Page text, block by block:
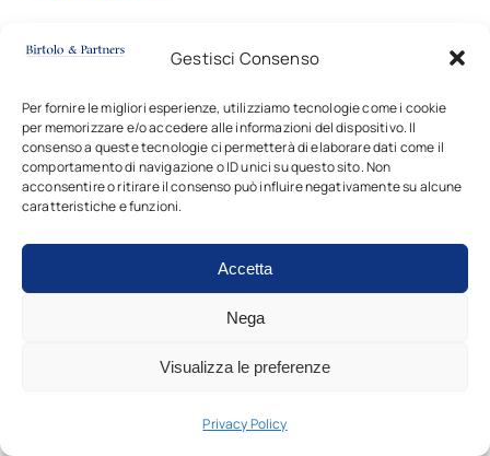
Gestisci Consenso
Per fornire le migliori esperienze, utilizziamo tecnologie come i cookie
per memorizzare e/o accedere alle informazioni del dispositivo. Il
consenso a queste tecnologie ci permetterà di elaborare dati come il
comportamento di navigazione o ID unici su questo sito. Non
acconsentire o ritirare il consenso può influire negativamente su alcune
caratteristiche e funzioni.
Accetta
Nega
Visualizza le preferenze
Privacy Policy
read more
Giugno 30, 2026 || Pubblicazioni || 0,9 min
Proroga degli incentivi
all’occupazione per l’anno 2026 e
introduzione di nuovi
adempimenti a decorrere dal 1°